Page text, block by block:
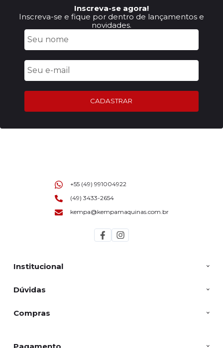
Inscreva-se agora!
Inscreva-se e fique por dentro de lançamentos e
novidades.
CADASTRAR
Institucional
Dúvidas
Compras
+55 (49) 991004922
(49) 3433-2654
kempa@kempamaquinas.com.br
Pagamento